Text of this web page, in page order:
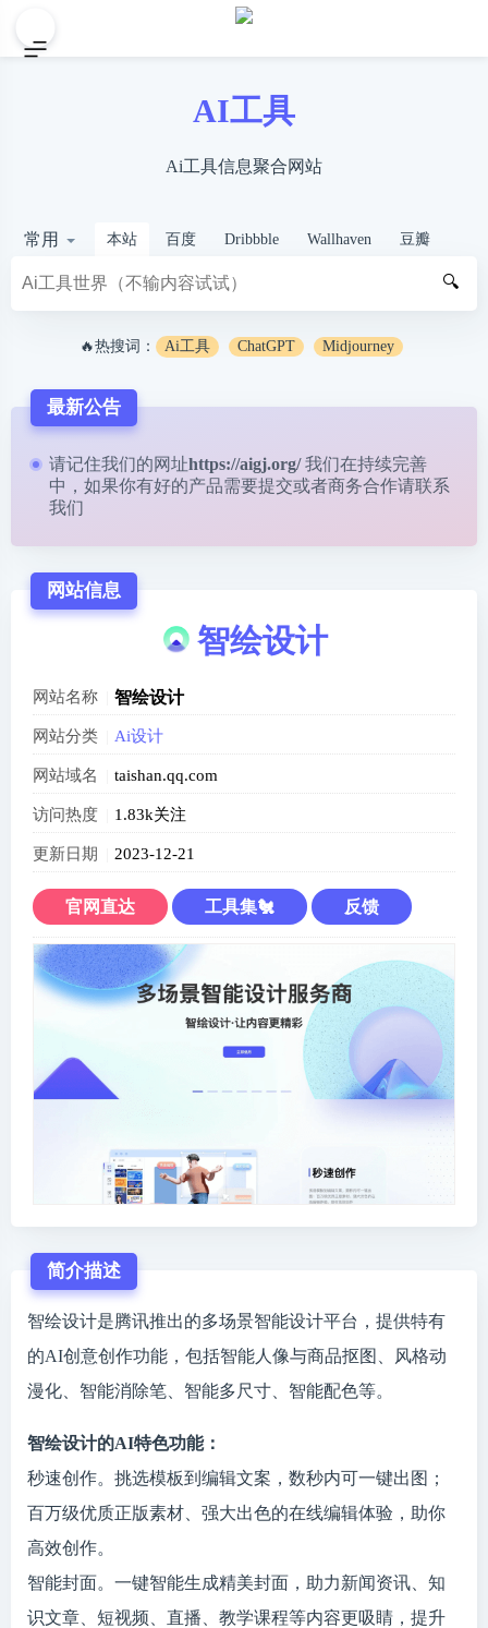
AI工具
Ai工具信息聚合网站
常用 本站 百度 Dribbble Wallhaven 豆瓣
🔍
🔥热搜词： Ai工具 ChatGPT Midjourney
最新公告
请记住我们的网址https://aigj.org/ 我们在持续完善
中，如果你有好的产品需要提交或者商务合作请联系
我们
网站信息
智绘设计
网站名称 智绘设计
网站分类 Ai设计
网站域名 taishan.qq.com
访问热度 1.83k关注
更新日期 2023-12-21
官网直达 工具集🐔 反馈
简介描述
智绘设计是腾讯推出的多场景智能设计平台，提供特有
的AI创意创作功能，包括智能人像与商品抠图、风格动
漫化、智能消除笔、智能多尺寸、智能配色等。
智绘设计的AI特色功能：
秒速创作。挑选模板到编辑文案，数秒内可一键出图；
百万级优质正版素材、强大出色的在线编辑体验，助你
高效创作。
智能封面。一键智能生成精美封面，助力新闻资讯、知
识文章、短视频、直播、教学课程等内容更吸睛，提升